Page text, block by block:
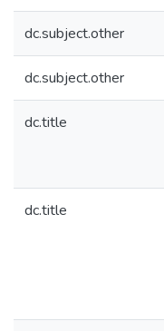
dc.subject.other
dc.subject.other
dc.title
dc.title